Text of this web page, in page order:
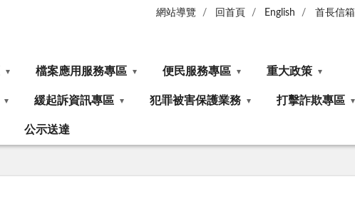
網站導覽 回首頁 English 首長信箱
檔案應用服務專區 便民服務專區 重大政策
緩起訴資訊專區 犯罪被害保護業務 打擊詐欺專區
公示送達